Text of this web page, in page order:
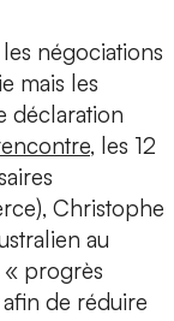
négociations
mais les
déclaration
, les 12
Christophe
au
progrès
de réduire